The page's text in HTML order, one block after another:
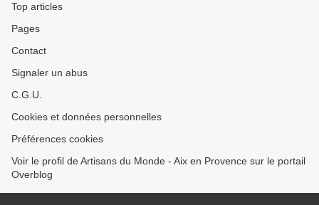
Top articles
Pages
Contact
Signaler un abus
C.G.U.
Cookies et données personnelles
Préférences cookies
Voir le profil de Artisans du Monde - Aix en Provence sur le portail
Overblog